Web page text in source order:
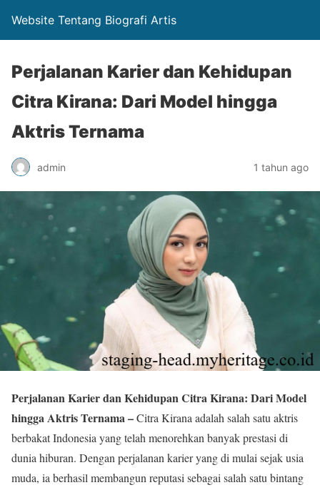
Website Tentang Biografi Artis
Perjalanan Karier dan Kehidupan
Citra Kirana: Dari Model hingga
Aktris Ternama
admin 1 tahun ago
Perjalanan Karier dan Kehidupan Citra Kirana: Dari Model
hingga Aktris Ternama –Citra Kirana adalah salah satu aktris
berbakat Indonesia yang telah menorehkan banyak prestasi di
dunia hiburan. Dengan perjalanan karier yang di mulai sejak usia
muda, ia berhasil membangun reputasi sebagai salah satu bintang